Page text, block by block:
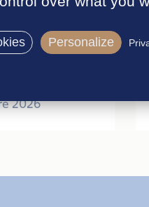
2026
Personalize